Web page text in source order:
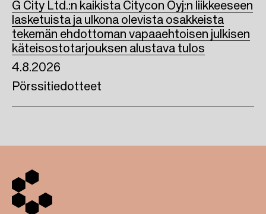
4.8.2026
Pörssitiedotteet
G City Ltd.:n kaikista Citycon Oyj:n liikkeeseen
lasketuista ja ulkona olevista osakkeista
tekemän ehdottoman vapaaehtoisen julkisen
käteisostotarjouksen alustava tulos